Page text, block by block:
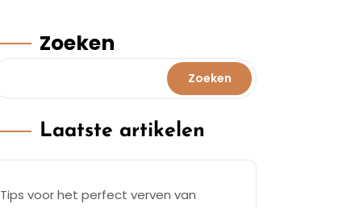
Zoeken
Zoeken
Laatste artikelen
Tips voor het perfect verven van